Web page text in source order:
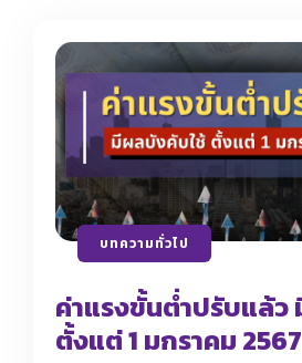
บทความทั่วไป
ค่าแรงขั้นต่ำปรับแล้ว
ตั้งแต่ 1 มกราคม 2567